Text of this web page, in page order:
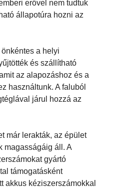
erővel nem tudtuk
állapotúra hozni az
a helyi
és szállítható
az alapozáshoz és a
használtunk. A faluból
járul hozzá az
már lerakták, az épület
magasságáig áll. A
gyártó
támogatásként
akkus kéziszerszámokkal